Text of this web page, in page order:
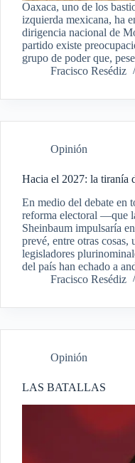
Oaxaca, uno de los
izquierda mexicana, ha
dirigencia nacional de
partido existe
grupo de poder que,
Fracisco Resédiz
Opinión
Hacia el 2027: la tiranía
En medio del debate en
reforma electoral —que
Sheinbaum impulsaría
prevé, entre otras cosas,
legisladores
del país han echado a
Fracisco Resédiz
Opinión
LAS BATALLAS